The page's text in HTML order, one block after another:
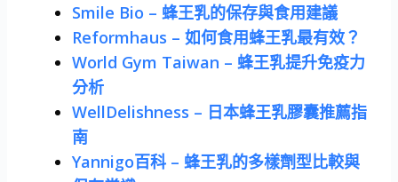
Smile Bio – 蜂王乳的保存與食用建議
Reformhaus – 如何食用蜂王乳最有效？
World Gym Taiwan – 蜂王乳提升免疫力
分析
WellDelishness – 日本蜂王乳膠囊推薦指
南
Yannigo百科 – 蜂王乳的多樣劑型比較與